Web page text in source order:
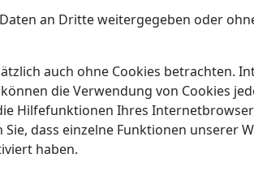
an Dritte weitergegeben oder
auch ohne Cookies betrachten.
die Verwendung von Cookies
Hilfefunktionen Ihres
dass einzelne Funktionen unserer
haben.